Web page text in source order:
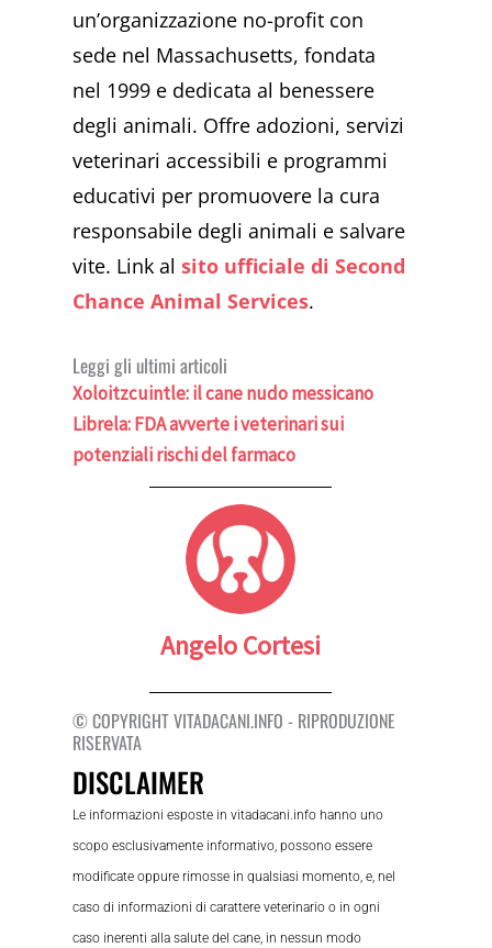
un’organizzazione no-profit con
sede nel Massachusetts, fondata
nel 1999 e dedicata al benessere
degli animali. Offre adozioni, servizi
veterinari accessibili e programmi
educativi per promuovere la cura
responsabile degli animali e salvare
vite. Link alsito ufficiale di Second
Chance Animal Services.
Leggi gli ultimi articoli
Xoloitzcuintle: il cane nudo messicano
Librela: FDA avverte i veterinari sui
potenziali rischi del farmaco
Angelo Cortesi
© COPYRIGHT VITADACANI.INFO - RIPRODUZIONE
RISERVATA
DISCLAIMER
Le informazioni esposte in vitadacani.info hanno uno
scopo esclusivamente informativo, possono essere
modificate oppure rimosse in qualsiasi momento, e, nel
caso di informazioni di carattere veterinario o in ogni
caso inerenti alla salute del cane, in nessun modo